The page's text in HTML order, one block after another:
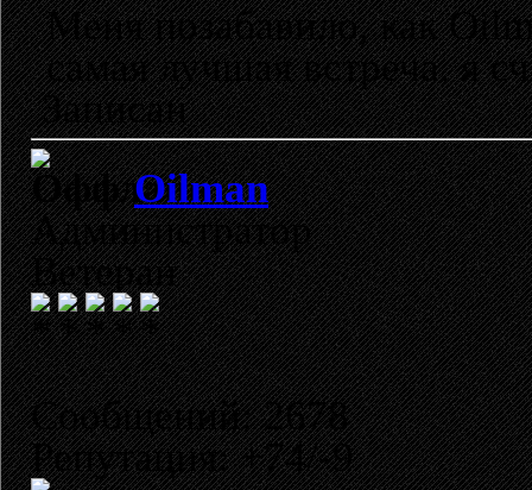
Меня позабавило, как
самая лучшая встреча, я
Записан
Oilman
Администратор
Ветеран
Сообщений: 2678
Репутация: +74/-9